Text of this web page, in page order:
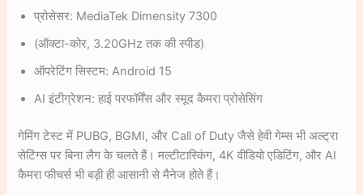
प्रोसेसर: MediaTek Dimensity 7300
(ऑक्टा-कोर, 3.20GHz तक की स्पीड)
ऑपरेटिंग सिस्टम: Android 15
AI इंटीग्रेशन: हाई परफॉर्मेंस और स्मूद कैमरा प्रोसेसिंग
गेमिंग टेस्ट में PUBG, BGMI, और Call of Duty जैसे हेवी गेम्स भी अल्ट्रा
सेटिंग्स पर बिना लैग के चलते हैं। मल्टीटास्किंग, 4K वीडियो एडिटिंग, और AI
कैमरा फीचर्स भी बड़ी ही आसानी से मैनेज होते हैं।